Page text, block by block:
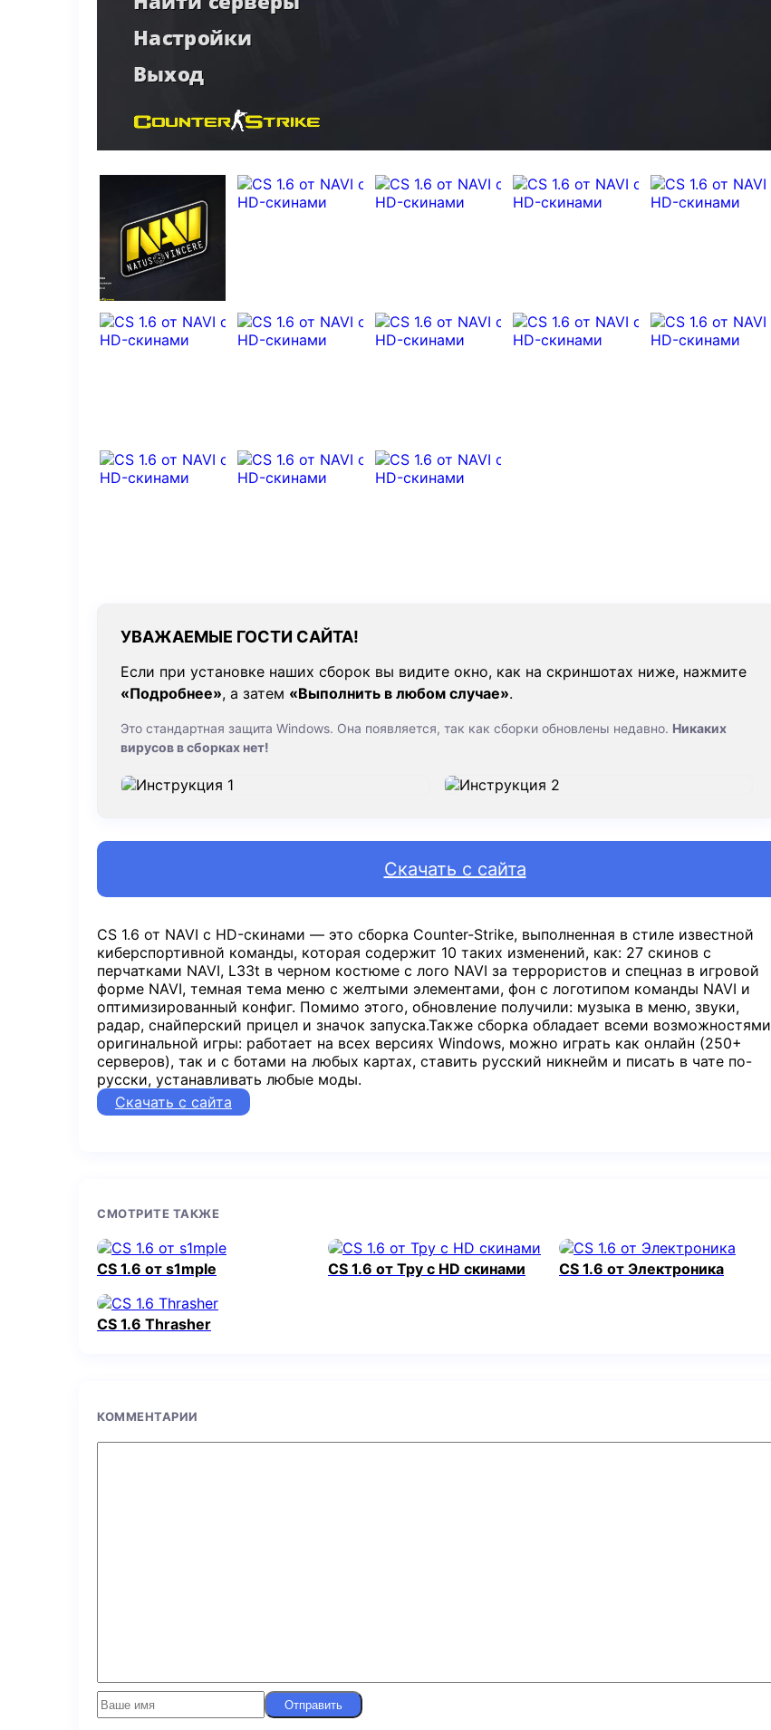
УВАЖАЕМЫЕ ГОСТИ САЙТА!
Если при установке наших сборок вы видите окно, как на скриншотах ниже, нажмите
«Подробнее», а затем «Выполнить в любом случае».
Это стандартная защита Windows. Она появляется, так как сборки обновлены недавно. Никаких
вирусов в сборках нет!
Скачать с сайта
CS 1.6 от NAVI с HD-скинами — это сборка Counter-Strike, выполненная в стиле известной
киберспортивной команды, которая содержит 10 таких изменений, как: 27 скинов с
перчатками NAVI, L33t в черном костюме с лого NAVI за террористов и спецназ в игровой
форме NAVI, темная тема меню с желтыми элементами, фон с логотипом команды NAVI и
оптимизированный конфиг. Помимо этого, обновление получили: музыка в меню, звуки,
радар, снайперский прицел и значок запуска.Также сборка обладает всеми возможностями
оригинальной игры: работает на всех версиях Windows, можно играть как онлайн (250+
серверов), так и с ботами на любых картах, ставить русский никнейм и писать в чате по-
русски, устанавливать любые моды.
Скачать с сайта
СМОТРИТЕ ТАКЖЕ
CS 1.6 от s1mple CS 1.6 от Тру с HD скинами CS 1.6 от Электроника
CS 1.6 Thrasher
КОММЕНТАРИИ
Отправить